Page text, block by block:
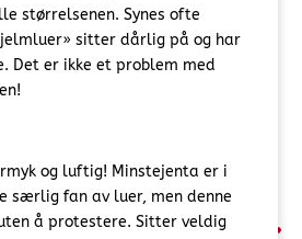
størrelsenen. Synes ofte
sitter dårlig på og har
Det er ikke et problem med
og luftig! Minstejenta er i
særlig fan av luer, men denne
å protestere. Sitter veldig